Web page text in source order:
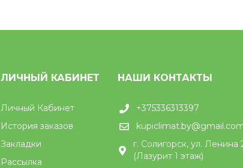
ЛИЧНЫЙ КАБИНЕТ
Личный Кабинет
История заказов
Закладки
Рассылка
НАШИ КОНТАКТЫ
+375336313397
г. Солигорск, ул. Ленина
(Лазурит 1 этаж)